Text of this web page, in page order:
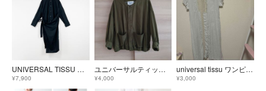
UNIVERSAL TISSU タイプライターラップシャツドレス ブラック
¥7,900
ユニバーサルティッシュ ノーカラージャケット
¥4,000
universal tissu ワンピース
¥3,000